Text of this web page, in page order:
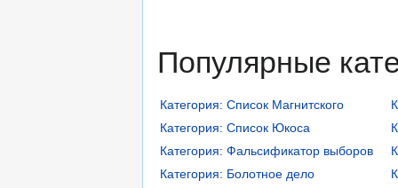
Популярные
Категория: Список Магнитского
Категория: Список Юкоса
Категория: Фальсификатор выборов
Категория: Болотное дело